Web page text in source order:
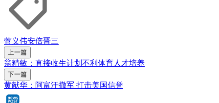
菅义伟安倍晋三
上一篇
翁精敏：直接收生计划不利体育人才培养
下一篇
黄献华：阿富汗撤军 打击美国信誉